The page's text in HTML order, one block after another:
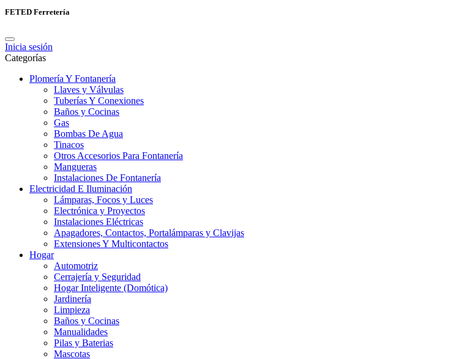
FETED Ferretería
Inicia sesión
Categorías
Plomería Y Fontanería
Llaves y Válvulas
Tuberías Y Conexiones
Baños y Cocinas
Gas
Bombas De Agua
Tinacos
Otros Accesorios Para Fontanería
Mangueras
Instalaciones De Fontanería
Electricidad E Iluminación
Lámparas, Focos y Luces
Electrónica y Proyectos
Instalaciones Eléctricas
Apagadores, Contactos, Portalámparas y Clavijas
Extensiones Y Multicontactos
Hogar
Automotriz
Cerrajería y Seguridad
Hogar Inteligente (Domótica)
Jardinería
Limpieza
Baños y Cocinas
Manualidades
Pilas y Baterias
Mascotas